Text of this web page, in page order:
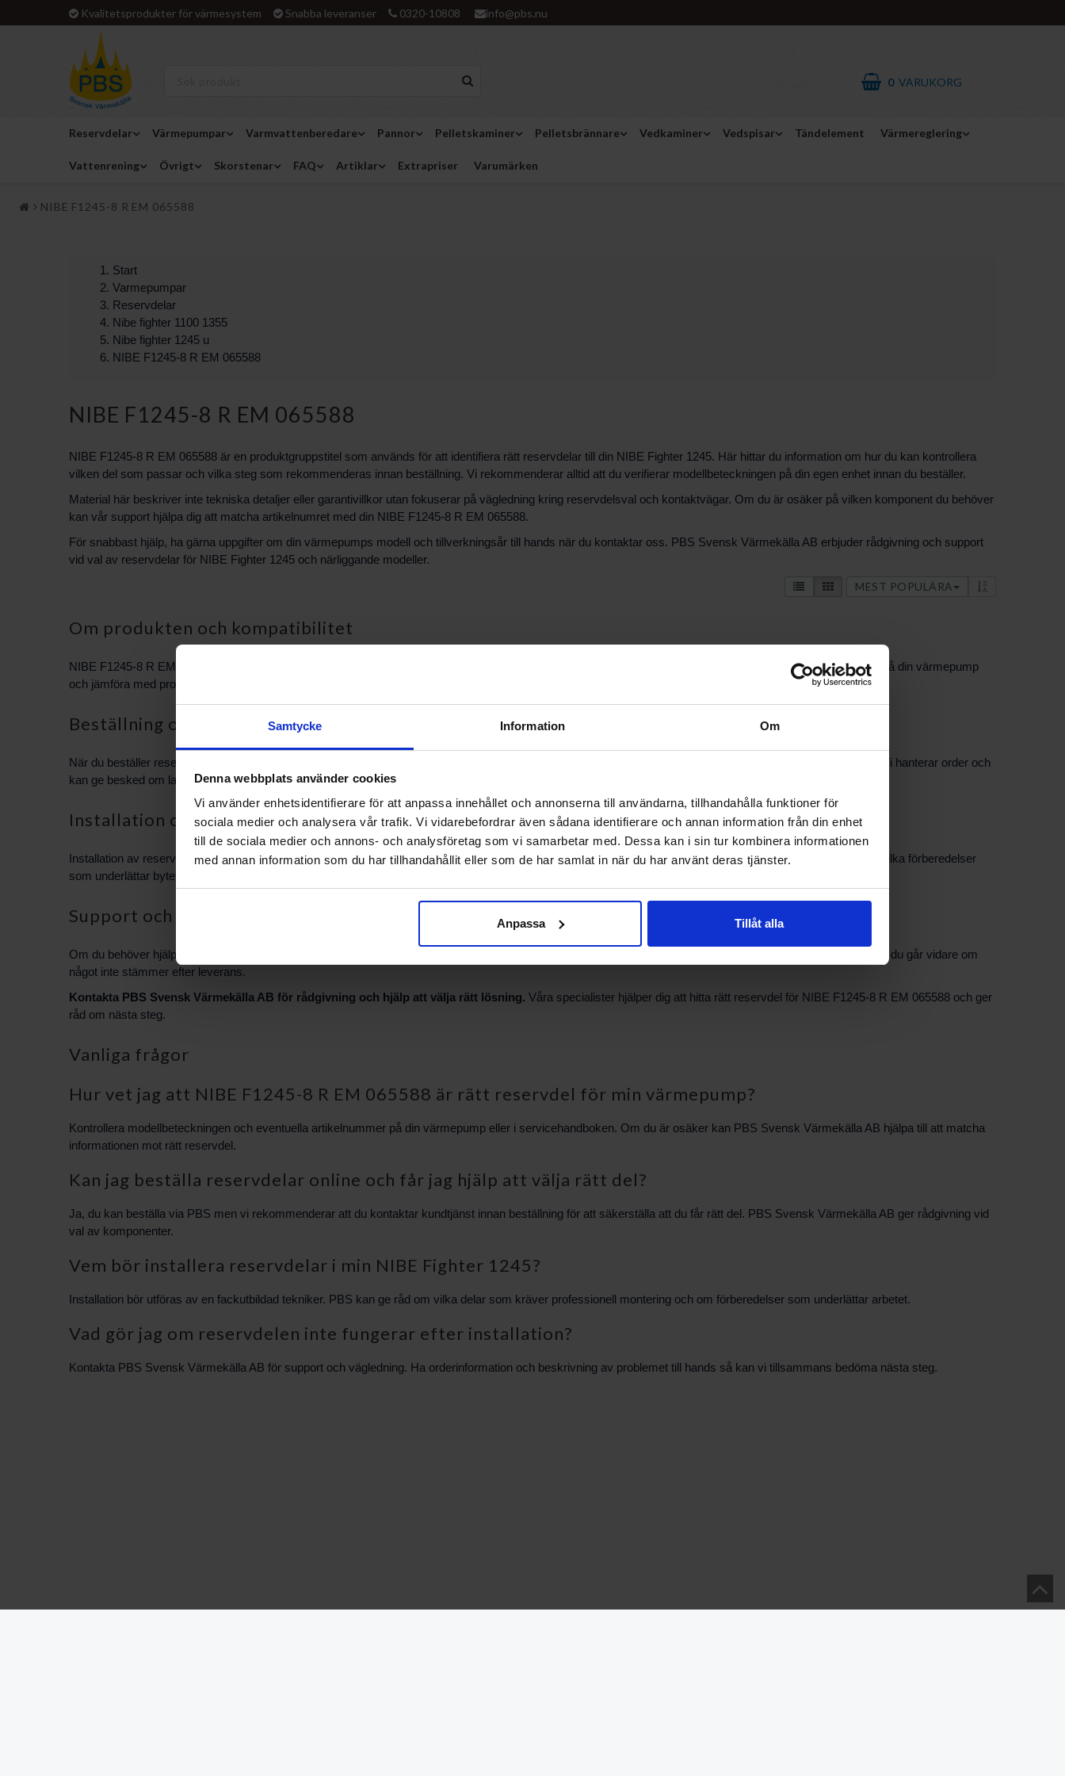
Samtycke Information Om
Denna webbplats använder cookies
Vi använder enhetsidentifierare för att anpassa innehållet och annonserna till användarna, tillhandahålla funktioner för
sociala medier och analysera vår trafik. Vi vidarebefordrar även sådana identifierare och annan information från din enhet
till de sociala medier och annons- och analysföretag som vi samarbetar med. Dessa kan i sin tur kombinera informationen
med annan information som du har tillhandahållit eller som de har samlat in när du har använt deras tjänster.
Anpassa Tillåt alla
Kvalitetsprodukter för värmesystem Snabba leveranser 0320-10808 info@pbs.nu
0 VARUKORG
Reservdelar Värmepumpar Varmvattenberedare Pannor Pelletskaminer Pelletsbrännare Vedkaminer Vedspisar Tändelement Värmereglering
Vattenrening Övrigt Skorstenar FAQ Artiklar Extrapriser Varumärken
NIBE F1245-8 R EM 065588
Start
Varmepumpar
Reservdelar
Nibe fighter 1100 1355
Nibe fighter 1245 u
NIBE F1245-8 R EM 065588
NIBE F1245-8 R EM 065588
NIBE F1245-8 R EM 065588 är en produktgruppstitel som används för att identifiera rätt reservdelar till din NIBE Fighter 1245. Här hittar du information om hur du kan kontrollera
vilken del som passar och vilka steg som rekommenderas innan beställning. Vi rekommenderar alltid att du verifierar modellbeteckningen på din egen enhet innan du beställer.
Material här beskriver inte tekniska detaljer eller garantivillkor utan fokuserar på vägledning kring reservdelsval och kontaktvägar. Om du är osäker på vilken komponent du behöver
kan vår support hjälpa dig att matcha artikelnumret med din NIBE F1245-8 R EM 065588.
För snabbast hjälp, ha gärna uppgifter om din värmepumps modell och tillverkningsår till hands när du kontaktar oss. PBS Svensk Värmekälla AB erbjuder rådgivning och support
vid val av reservdelar för NIBE Fighter 1245 och närliggande modeller.
MEST POPULÄRA
Om produkten och kompatibilitet
NIBE F1245-8 R EM 065588 avser en specifik reservdelsgrupp för NIBE Fighter 1245. För att säkerställa kompatibilitet bör du kontrollera modellbeteckningen på din värmepump
och jämföra med produktinformationen. Om du har dokumentation eller servicemärkning från din enhet underlättar det identifieringen.
Beställning och leverans
När du beställer reservdelar via PBS Svensk Värmekälla AB rekommenderar vi att du anger produktens fullständiga beteckning och eventuellt artikelnummer. Vi hanterar order och
kan ge besked om lagerstatus och leveranstider. Om en del inte finns i lager kan vi erbjuda alternativ eller hjälpa till att beställa in rätt komponent.
Installation och service
Installation av reservdelar bör utföras av fackutbildad tekniker. PBS Svensk Värmekälla AB kan ge råd om vilka delar som kräver professionell montering och vilka förberedelser
som underlättar bytet. För din säkerhet och för att värmepumpen ska fungera korrekt är det viktigt att följa tillverkarens anvisningar och gällande föreskrifter.
Support och återköp
Om du behöver hjälp med identifiering, dokumentation eller returfrågor kan vår kundtjänst assistera. Vi svarar på frågor om reservdelsval, kompatibilitet och hur du går vidare om
något inte stämmer efter leverans.
Kontakta PBS Svensk Värmekälla AB för rådgivning och hjälp att välja rätt lösning. Våra specialister hjälper dig att hitta rätt reservdel för NIBE F1245-8 R EM 065588 och ger
råd om nästa steg.
Vanliga frågor
Hur vet jag att NIBE F1245-8 R EM 065588 är rätt reservdel för min värmepump?
Kontrollera modellbeteckningen och eventuella artikelnummer på din värmepump eller i servicehandboken. Om du är osäker kan PBS Svensk Värmekälla AB hjälpa till att matcha
informationen mot rätt reservdel.
Kan jag beställa reservdelar online och får jag hjälp att välja rätt del?
Ja, du kan beställa via PBS men vi rekommenderar att du kontaktar kundtjänst innan beställning för att säkerställa att du får rätt del. PBS Svensk Värmekälla AB ger rådgivning vid
val av komponenter.
Vem bör installera reservdelar i min NIBE Fighter 1245?
Installation bör utföras av en fackutbildad tekniker. PBS kan ge råd om vilka delar som kräver professionell montering och om förberedelser som underlättar arbetet.
Vad gör jag om reservdelen inte fungerar efter installation?
Kontakta PBS Svensk Värmekälla AB för support och vägledning. Ha orderinformation och beskrivning av problemet till hands så kan vi tillsammans bedöma nästa steg.